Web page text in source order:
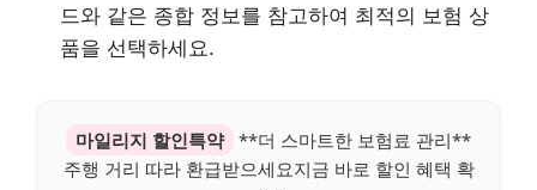
드와 같은 종합 정보를 참고하여 최적의 보험 상
품을 선택하세요.
마일리지 할인특약 **더 스마트한 보험료 관리**
주행 거리 따라 환급받으세요지금 바로 할인 혜택 확